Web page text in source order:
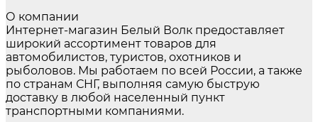
О компании
Интернет-магазин Белый Волк предоставляет
широкий ассортимент товаров для
автомобилистов, туристов, охотников и
рыболовов. Мы работаем по всей России, а также
по странам СНГ, выполняя самую быструю
доставку в любой населенный пункт
транспортными компаниями.